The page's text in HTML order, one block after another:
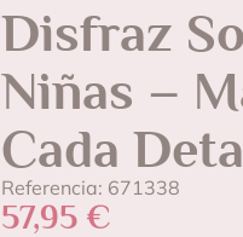
Disfraz
Niñas –
Cada
Referencia: 671338
57,95 €